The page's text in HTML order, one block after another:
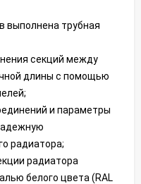
выполнена трубная
секций между
длины с помощью
и параметры
радиатора;
радиатора
белого цвета (RAL